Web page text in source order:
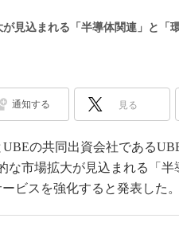
産業オー
見込まれる「半導体関連」と「
通知する 見る
の共同出資会社である
な市場拡大が見込まれる「
ビスを強化すると発表した。